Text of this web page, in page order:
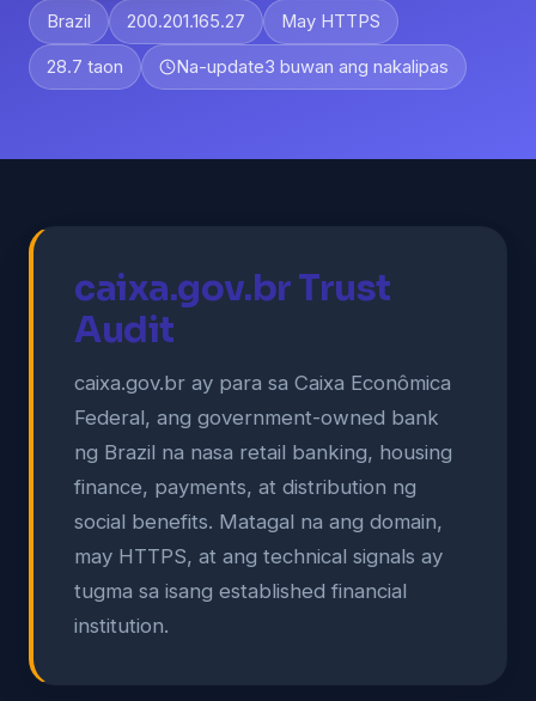
Brazil 200.201.165.27 May HTTPS
28.7 taon Na-update3 buwan ang nakalipas
caixa.gov.br Trust
Audit
caixa.gov.br ay para sa Caixa Econômica
Federal, ang government-owned bank
ng Brazil na nasa retail banking, housing
finance, payments, at distribution ng
social benefits. Matagal na ang domain,
may HTTPS, at ang technical signals ay
tugma sa isang established financial
institution.